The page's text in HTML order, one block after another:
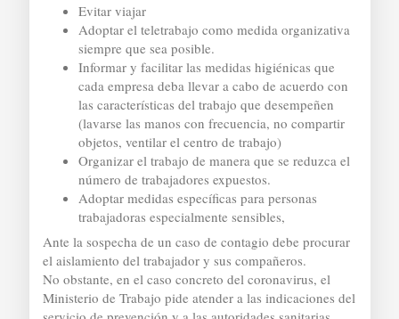
Evitar viajar
Adoptar el teletrabajo como medida organizativa
siempre que sea posible.
Informar y facilitar las medidas higiénicas que
cada empresa deba llevar a cabo de acuerdo con
las características del trabajo que desempeñen
(lavarse las manos con frecuencia, no compartir
objetos, ventilar el centro de trabajo)
Organizar el trabajo de manera que se reduzca el
número de trabajadores expuestos.
Adoptar medidas específicas para personas
trabajadoras especialmente sensibles,
Ante la sospecha de un caso de contagio debe procurar
el aislamiento del trabajador y sus compañeros.
No obstante, en el caso concreto del coronavirus, el
Ministerio de Trabajo pide atender a las indicaciones del